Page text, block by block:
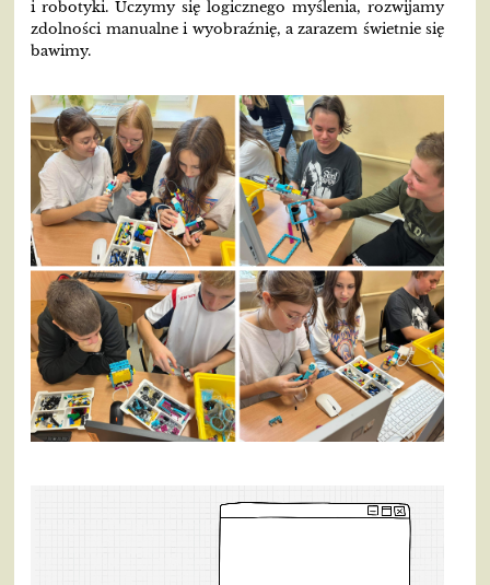
i robotyki. Uczymy się logicznego myślenia, rozwijamy
zdolności manualne i wyobraźnię, a zarazem świetnie się
bawimy.